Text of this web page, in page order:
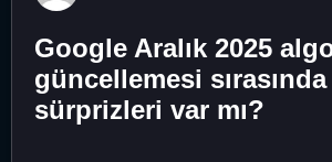
Google Aralık 2025
güncellemesi sırasında
sürprizleri var mı?